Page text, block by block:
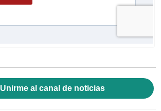
Unirme al canal de noticias